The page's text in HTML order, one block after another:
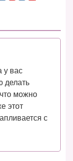
у вас
делать
можно
этот
с